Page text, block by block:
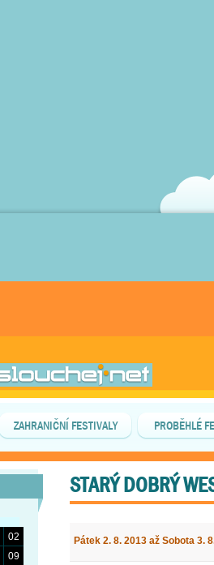
ZAHRANIČNÍ FESTIVALY PROBĚHLÉ
02
09
STARÝ DOBRÝ
Pátek 2. 8. 2013 až Sobota 3.